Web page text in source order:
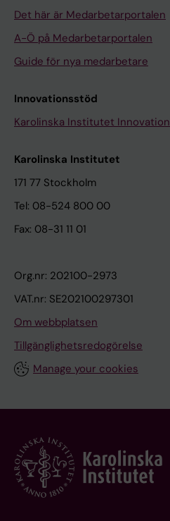
Det här är Medarbetarportalen
A-Ö på Medarbetarportalen
Guide för nya medarbetare
Innovationsstöd
Karolinska Institutet Innovation
Karolinska Institutet
171 77 Stockholm
Tel: 08-524 800 00
Fax: 08-31 11 01
Org.nr: 202100-2973
VAT.nr: SE202100297301
Om webbplatsen
Tillgänglighetsredogörelse
Manage your cookies